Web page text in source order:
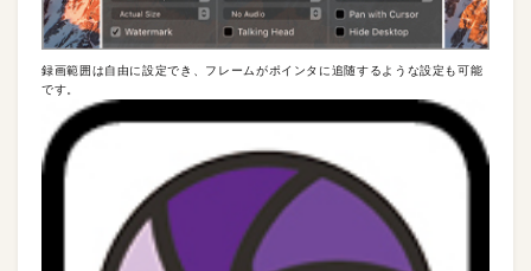
録画範囲は自由に設定でき、フレームがポインタに追随するような設定も可能
です。